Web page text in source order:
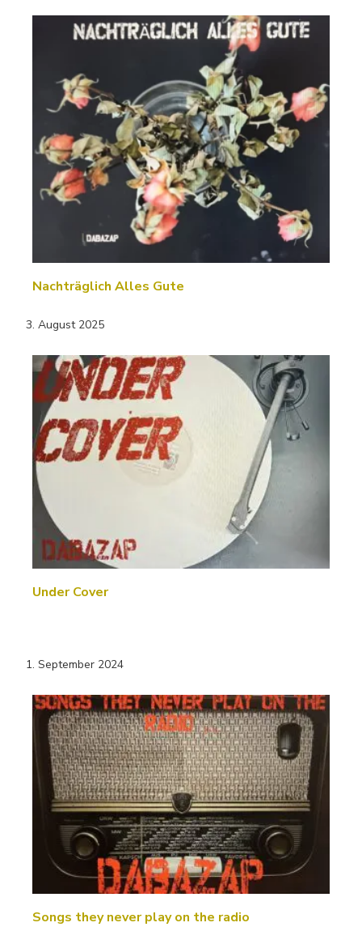
Nachträglich Alles Gute
3. August 2025
Under Cover
1. September 2024
Songs they never play on the radio